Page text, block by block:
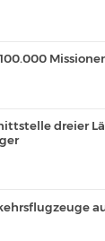
dreier